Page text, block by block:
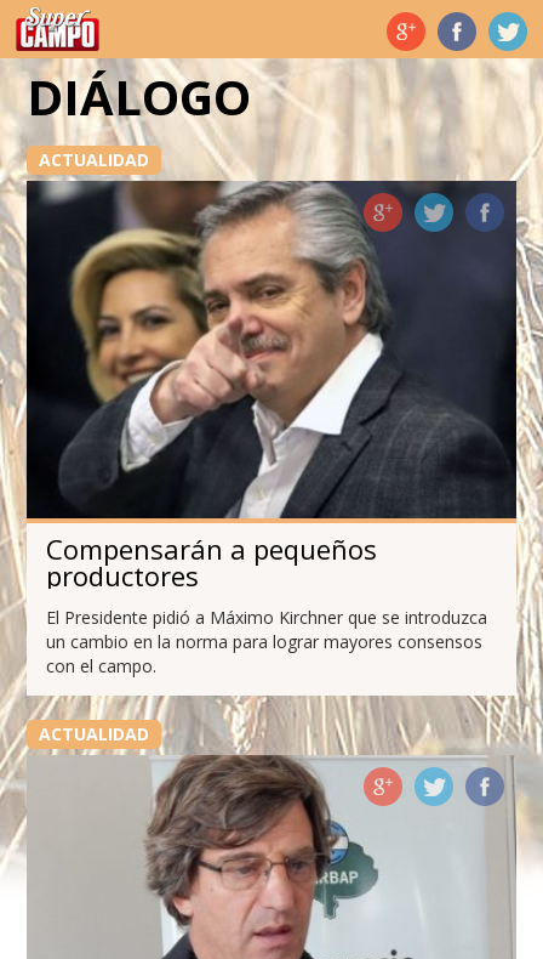
Temas de hoy
DIÁLOGO
ACTUALIDAD
Compensarán a pequeños
productores
El Presidente pidió a Máximo Kirchner que se introduzca
un cambio en la norma para lograr mayores consensos
con el campo.
ACTUALIDAD